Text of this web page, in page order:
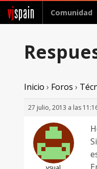
vjspain Comunidad
Inicio › Foros ›
27 julio, 2013 a las